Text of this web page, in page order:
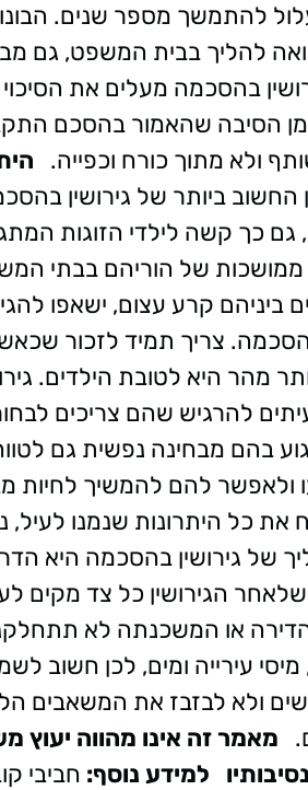
עלול להתמשך מספר שנים.
להליך בבית המשפט, גם
בהסכמה מעלים את הסיכוי
מן הסיבה שהאמור בהסכם
ולא מתוך כורח וכפייה.
החשוב ביותר של גירושין
גם כך קשה לילדי הזוגות
של הוריהם בבתי
ביניהם קרע עצום, ישאפו
בהסכמה. צריך תמיד לזכור
מהר היא לטובת הילדים.
להרגיש שהם צריכים
בהם מבחינה נפשית גם
ולאפשר להם להמשיך לחיות
את כל היתרונות שנמנו לעיל,
גירושין בהסכמה היא
הגירושין כל צד מקים
הדירה או המשכנתה לא
עירייה ומים, לכן חשוב
ולא לבזבז את המשאבים
מאמר זה אינו מהווה יעוץ
למידע נוסף: חביבי